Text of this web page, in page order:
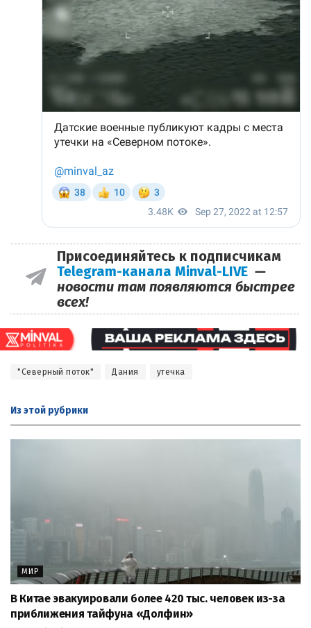
Присоединяйтесь к подписчикам
Telegram-канала Minval-LIVE —
новости там появляются быстрее
всех!
"Северный поток" Дания утечка
Из этой рубрики
МИР
В Китае эвакуировали более 420 тыс. человек из-за
приближения тайфуна «Долфин»